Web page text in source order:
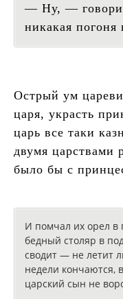
— Ну, —
никакая погоня
Острый ум
царя, украсть
царь все таки
двумя царствами
было бы с
И помчал их орел в
бедный столяр в
сводит — не летит
недели кончаются,
царский сын не